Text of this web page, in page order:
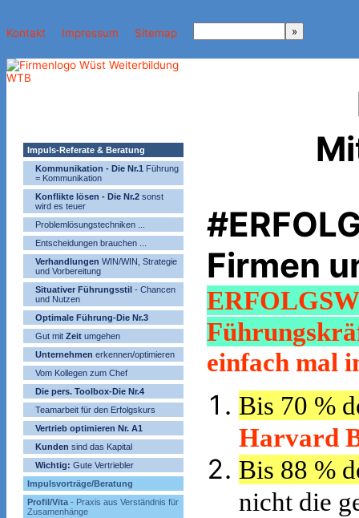
Kontakt Impressum Sitemap
Impuls-Referate & Beratung
Kommunikation - Die Nr.1 Führung
= Kommunikation
Konflikte lösen - Die Nr.2 sonst
wird es teuer
Problemlösungstechniken ...
Entscheidungen brauchen ...
Verhandlungen WIN/WIN, Strategie
und Vorbereitung
Situativer Führungsstil - Chancen
und Nutzen
Optimale Führung-Die Nr.3
Gut mit Zeit umgehen
Unternehmen erkennen/optimieren
Vom Kollegen zum Chef
Die pers. Toolbox-Die Nr.4
Teamarbeit für den Erfolgskurs
Vertrieb optimieren Nr. A1
Kunden sind das Kapital
Wichtig: Gute Vertriebler
Impulsvorträge/Beratung
Profil/Vita - Praxis aus Verständnis für
Zusamenhänge
Firmen
einfach mal
Bis 70 %
Harvard
Bis 88 %
nicht die